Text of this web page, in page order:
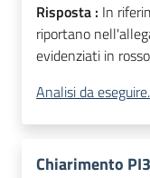
Risposta : In
riportano
evidenziati in
Analisi da
Chiarimento